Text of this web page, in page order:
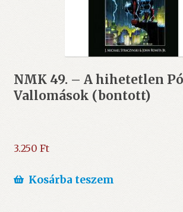
NMK 49. – A hihetetlen
Vallomások (bontott)
3.250 Ft
Kosárba teszem